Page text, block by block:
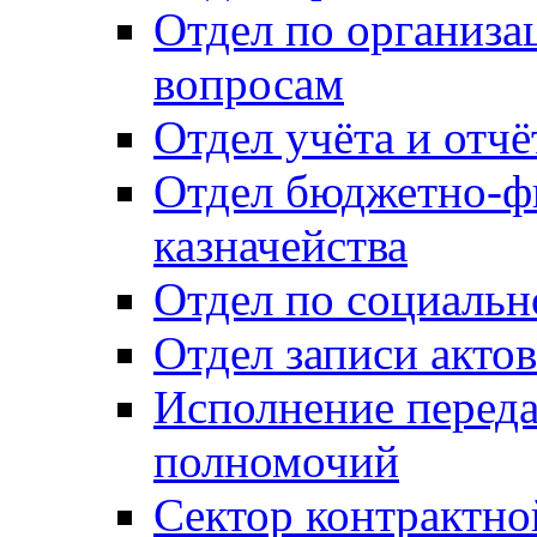
Отдел по
вопросам
Отдел учёта и
Отдел бюджетно-
казначейства
Отдел по
Отдел записи
Исполнение
полномочий
Сектор